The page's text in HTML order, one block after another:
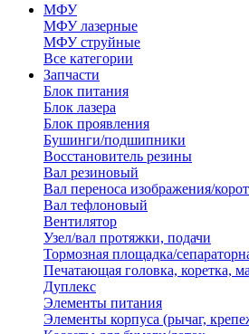
МФУ
МФУ лазерные
МФУ струйные
Все категории
Запчасти
Блок питания
Блок лазера
Блок проявления
Бушинги/подшипники
Восстановитель резины
Вал резиновый
Вал переноса изображения/
Вал тефлоновый
Вентилятор
Узел/вал протяжки, подачи
Тормозная площадка/
Печатающая головка, коретка,
Дуплекс
Элементы питания
Элементы корпуса (рычаг,